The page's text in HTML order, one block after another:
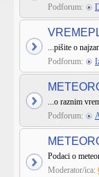
Podforum:
...pišite o
Podforum:
...o raznim
Podforum:
Podaci o
Moderator/ica: